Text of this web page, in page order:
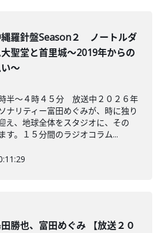
羅針盤Season２ ノートルダ
聖堂と首里城～2019年からの
～
半～４時４５分 放送中２０２６年
ナリティー富田めぐみが、時に独り
え、地球全体をスタジオに、その
す。１５分間のラジオコラム...
勝也、富田めぐみ 【放送２０